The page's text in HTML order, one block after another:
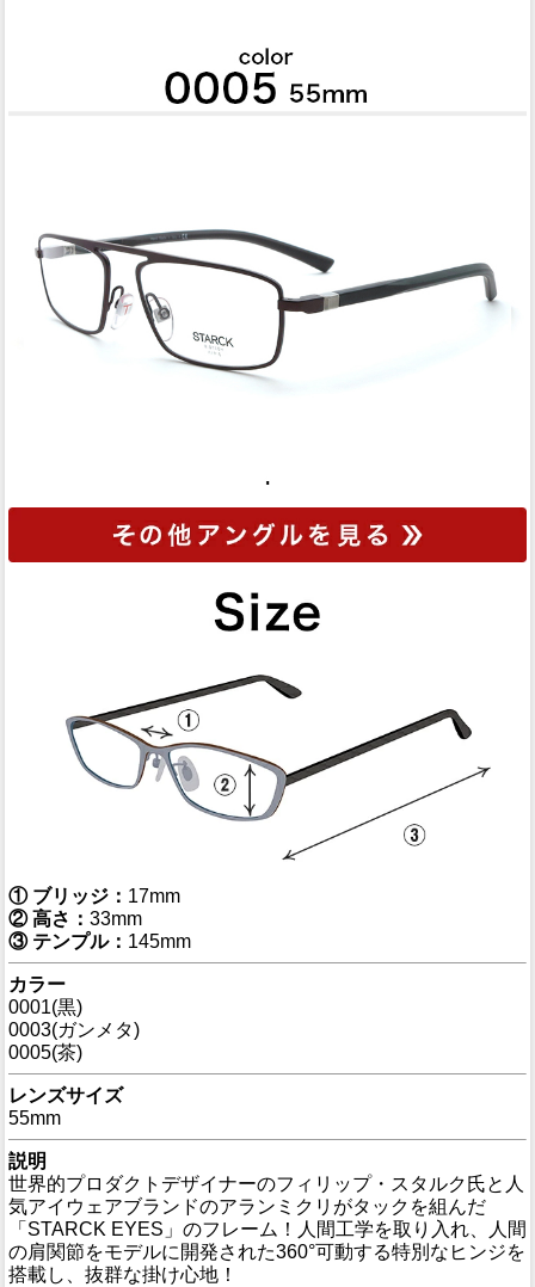
① ブリッジ： 17mm
② 高さ： 33mm
③ テンプル： 145mm
カラー
0001(黒)
0003(ガンメタ)
0005(茶)
レンズサイズ
55mm
説明
世界的プロダクトデザイナーのフィリップ・スタルク氏と人
気アイウェアブランドのアランミクリがタックを組んだ
「STARCK EYES」のフレーム！人間工学を取り入れ、人間
の肩関節をモデルに開発された360°可動する特別なヒンジを
搭載し、抜群な掛け心地！